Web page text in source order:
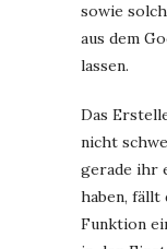
sowie
aus dem
lassen.
Das
nicht
gerade ihr
haben, fällt
Funktion